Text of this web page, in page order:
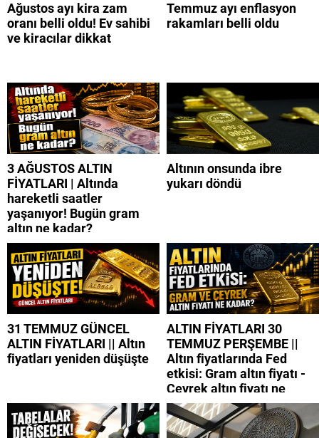
Ağustos ayı kira zam
oranı belli oldu! Ev sahibi
ve kiracılar dikkat
Temmuz ayı enflasyon
rakamları belli oldu
3 AĞUSTOS ALTIN
FİYATLARI | Altında
hareketli saatler
yaşanıyor! Bugün gram
altın ne kadar?
Altının onsunda ibre
yukarı döndü
31 TEMMUZ GÜNCEL
ALTIN FİYATLARI || Altın
fiyatları yeniden düşüşte
ALTIN FİYATLARI 30
TEMMUZ PERŞEMBE ||
Altın fiyatlarında Fed
etkisi: Gram altın fiyatı -
Çeyrek altın fiyatı ne
kadar?